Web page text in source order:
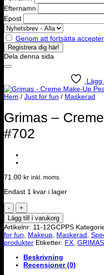
Efternamn
Epost
Genom att fortsätta
Dela denna sida
Lägg
Hem / Just for fun / Maskerad
Grimas –
#702
71.00 kr inkl. moms
Endast 1 kvar i lager
Grimas
-
Creme
Make-
Up
Pearl
mängd
Lägg till i varukorg
Artikelnr: 11-12GCPPS
for fun
Makeup Maskerad
produkter Etiketter: FX GRIMAS
Beskrivning
Recensioner (0)